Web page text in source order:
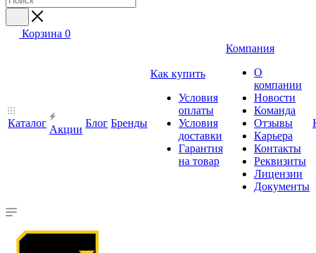
Корзина 0
Каталог
Акции
Блог Бренды
Как купить
Условия
оплаты
Условия
доставки
Гарантия
на товар
Компания
О
компании
Новости
Команда
Отзывы
Карьера
Контакты
Реквизиты
Лицензии
Документы